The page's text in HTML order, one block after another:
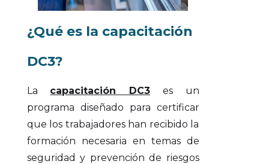
¿Qué es la capacitación
DC3?
La capacitación DC3 es un
programa diseñado para certificar
que los trabajadores han recibido la
formación necesaria en temas de
seguridad y prevención de riesgos